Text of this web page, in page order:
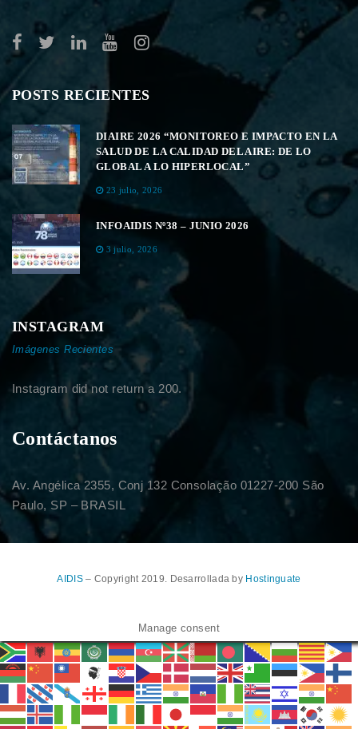
POSTS RECIENTES
DIAIRE 2026 “MONITOREO E IMPACTO EN LA
SALUD DE LA CALIDAD DEL AIRE: DE LO
GLOBAL A LO HIPERLOCAL”
23 julio, 2026
INFOAIDIS Nº38 – JUNIO 2026
3 julio, 2026
INSTAGRAM
Imágenes Recientes
Instagram did not return a 200.
Contáctanos
Av. Angélica 2355, Conj 132 Consolação 01227-200 São
Paulo, SP – BRASIL
AIDIS– Copyright 2019. Desarrollada by Hostinguate
Manage consent